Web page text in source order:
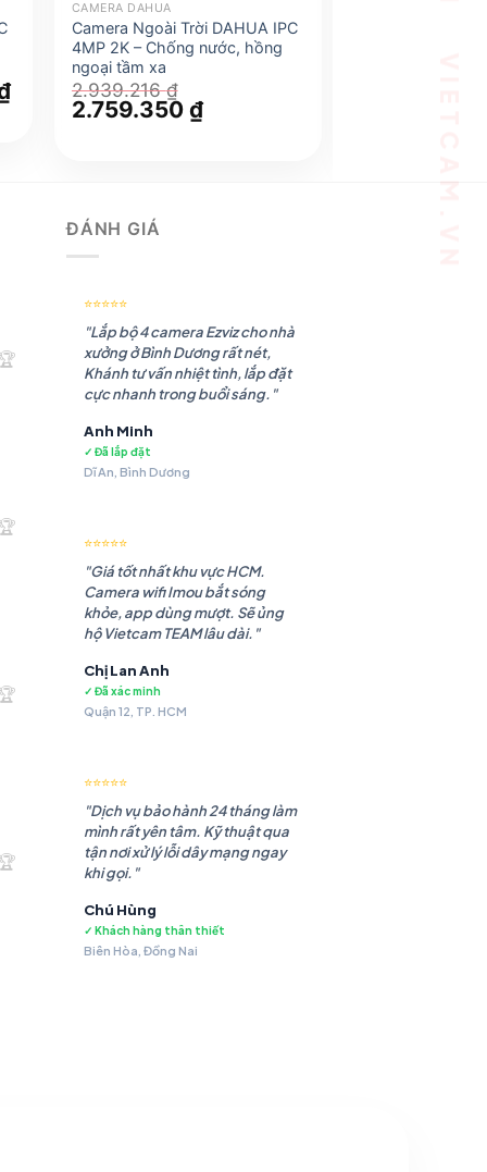
Giá
CAMERA DAHUA
Camera Ngoài Trời DAHUA IPC
4MP 2K – Chống nước, hồng
ngoại tầm xa
2.939.216₫
Giá
gốc
2.759.350 ₫Giá
hiện
₫.
₫.
₫.
ĐÁNH GIÁ
⭐⭐⭐⭐⭐
"Lắp bộ 4 camera Ezviz cho nhà
xưởng ở Bình Dương rất nét,
Khánh tư vấn nhiệt tình, lắp đặt
cực nhanh trong buổi sáng."
Anh Minh
✓ Đã lắp đặt
Dĩ An, Bình Dương
⭐⭐⭐⭐⭐
"Giá tốt nhất khu vực HCM.
Camera wifi Imou bắt sóng
khỏe, app dùng mượt. Sẽ ủng
hộ Vietcam TEAM lâu dài."
Chị Lan Anh
✓ Đã xác minh
Quận 12, TP. HCM
⭐⭐⭐⭐⭐
"Dịch vụ bảo hành 24 tháng làm
mình rất yên tâm. Kỹ thuật qua
tận nơi xử lý lỗi dây mạng ngay
khi gọi."
Chú Hùng
✓ Khách hàng thân thiết
Biên Hòa, Đồng Nai